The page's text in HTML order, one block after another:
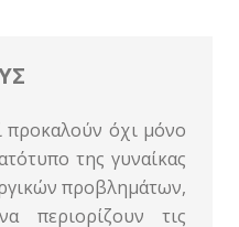
προκαλούν όχι μόνο
της γυναίκας
προβλημάτων,
περιορίζουν τις